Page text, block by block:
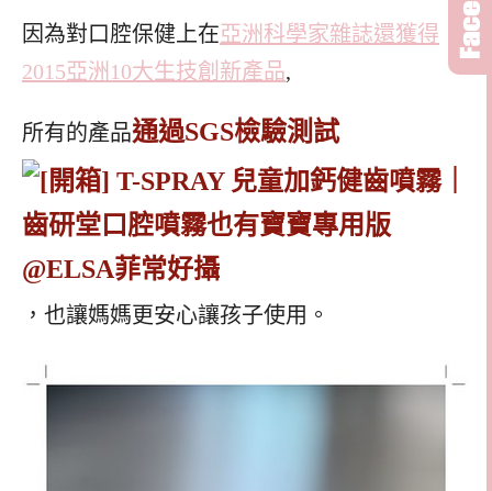
因為對口腔保健上在亞洲科學家雜誌還獲得
2015亞洲10大生技創新產品,
所有的產品通過SGS檢驗測試
，也讓媽媽更安心讓孩子使用。